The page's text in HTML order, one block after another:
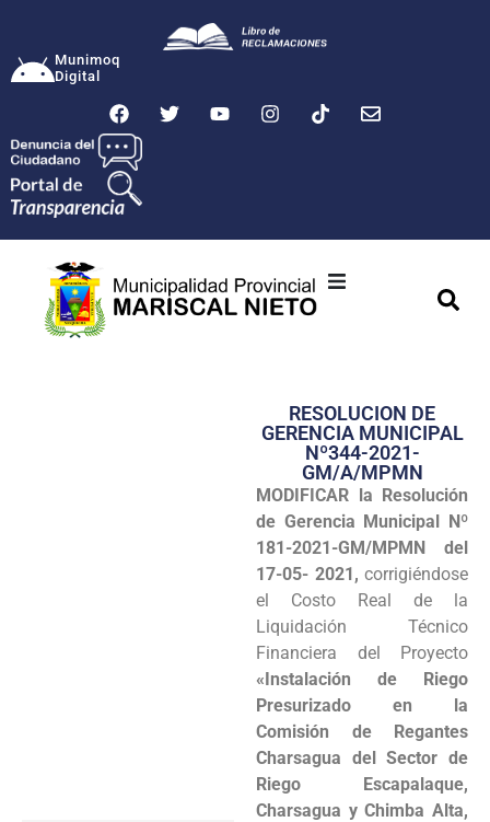
Munimoq
Digital
Transparencia
Seguridad
Programas
Intranet
RESOLUCION DE
GERENCIA MUNICIPAL
Nº344-2021-
GM/A/MPMN
MODIFICAR la Resolución
de Gerencia Municipal Nº
181-2021-GM/MPMN del
17-05- 2021, corrigiéndose
el Costo Real de la
Liquidación Técnico
Financiera del Proyecto
«Instalación de Riego
Presurizado en la
Comisión de Regantes
Charsagua del Sector de
Riego Escapalaque,
Charsagua y Chimba Alta,